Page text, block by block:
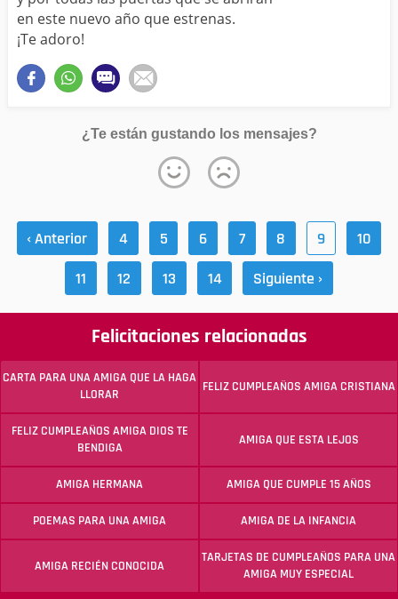
en este nuevo año que estrenas.
¡Te adoro!
¿Te están gustando los mensajes?
‹ Anterior 4 5 6 7 8 9
10
11
12 13 14 Siguiente ›
Felicitaciones relacionadas
CARTA PARA UNA AMIGA QUE LA HAGA
LLORAR
FELIZ CUMPLEAÑOS AMIGA CRISTIANA
FELIZ CUMPLEAÑOS AMIGA DIOS TE
BENDIGA
AMIGA QUE ESTA LEJOS
AMIGA HERMANA AMIGA QUE CUMPLE 15 AÑOS
POEMAS PARA UNA AMIGA AMIGA DE LA INFANCIA
AMIGA RECIÉN CONOCIDA
TARJETAS DE CUMPLEAÑOS PARA UNA
AMIGA MUY ESPECIAL